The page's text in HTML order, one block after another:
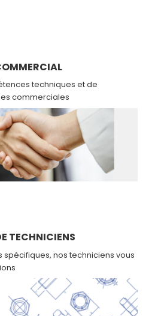
techniques et de
commerciales
TECHNICIENS
spécifiques, nos techniciens vous